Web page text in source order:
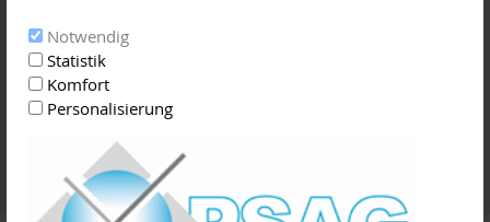
Notwendig
Statistik
Komfort
Personalisierung